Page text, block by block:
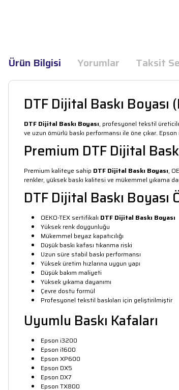
Ürün Bilgisi Yorumlar Taksit
DTF Dijital Baskı
DTF Dijital Baskı Boyası, profesyonel tekstil
ve uzun ömürlü baskı performansı ile öne çıkar.
Premium DTF Dijital
Premium kaliteye sahip DTF Dijital Baskı Boyası,
renkler, yüksek baskı kalitesi ve mükemmel yıkama
DTF Dijital Baskı Boyası
OEKO-TEX sertifikalı DTF Dijital Baskı Boyası
Yüksek renk doygunluğu
Mükemmel beyaz kapatıcılığı
Düşük baskı kafası tıkanma riski
Uzun süre stabil baskı performansı
Yüksek üretim hızlarına uygun yapı
Düşük bakım maliyeti
Yüksek yıkama dayanımı
Çevre dostu formül
Profesyonel tekstil baskıları için geliştirilmiştir
Uyumlu Baskı Kafaları
Epson i3200
Epson i1600
Epson XP600
Epson DX5
Epson DX7
Epson TX800